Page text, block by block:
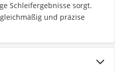
Schleifergebnisse sorgt.
und präzise